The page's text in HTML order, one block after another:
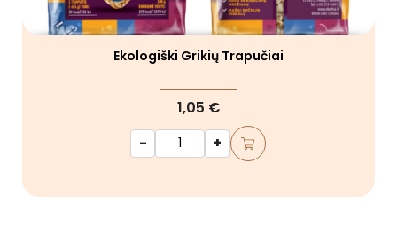
Ekologiški Grikių Trapučiai
1,05 €
-
+